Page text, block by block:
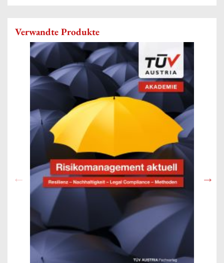
Verwandte Produkte